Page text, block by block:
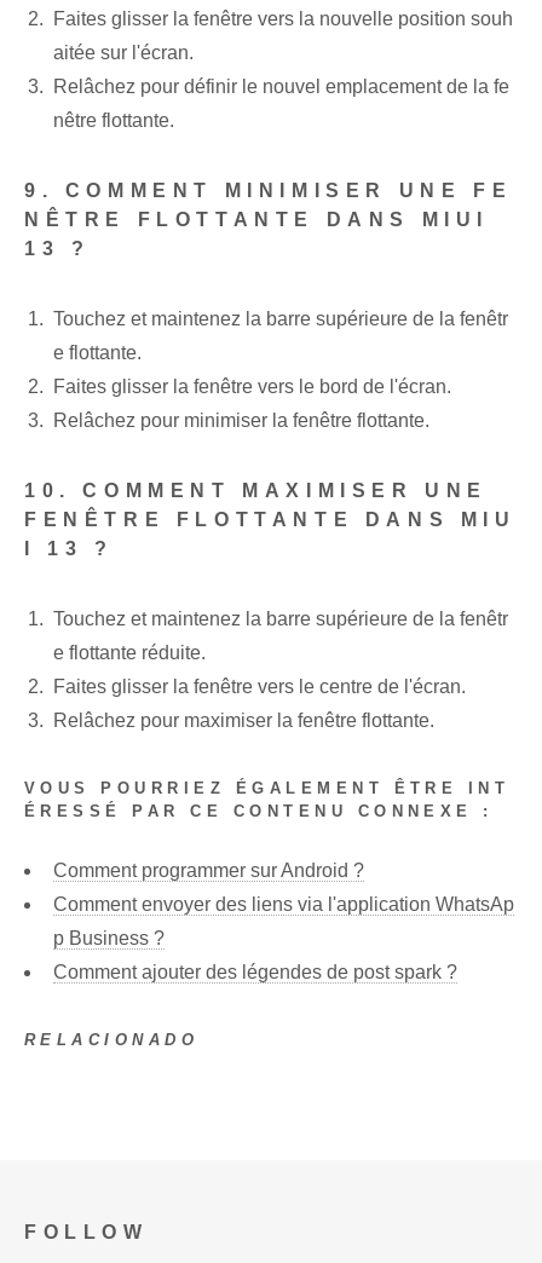
Faites glisser la fenêtre vers la nouvelle position souh
aitée sur l'écran.
Relâchez pour définir le nouvel emplacement de la fe
nêtre flottante.
9. COMMENT MINIMISER UNE FE
NÊTRE FLOTTANTE DANS MIUI
13 ?
Touchez et maintenez la barre supérieure de la fenêtr
e flottante.
Faites glisser la fenêtre vers le bord de l'écran.
Relâchez pour minimiser la fenêtre flottante.
10. COMMENT MAXIMISER UNE
FENÊTRE FLOTTANTE DANS MIU
I 13 ?
Touchez et maintenez la barre supérieure de la fenêtr
e flottante réduite.
Faites glisser la fenêtre vers le centre de l'écran.
Relâchez pour maximiser la fenêtre flottante.
VOUS POURRIEZ ÉGALEMENT ÊTRE INT
ÉRESSÉ PAR CE CONTENU CONNEXE :
Comment programmer sur Android ?
Comment envoyer des liens via l'application WhatsAp
p Business ?
Comment ajouter des légendes de post spark ?
RELACIONADO
FOLLOW